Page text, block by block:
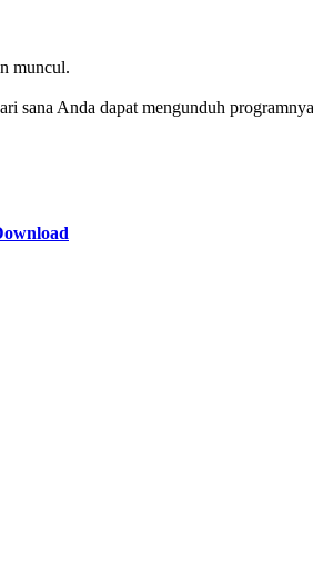
muncul.
sana Anda dapat mengunduh